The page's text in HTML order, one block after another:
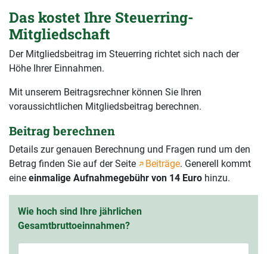
Das kostet Ihre Steuerring-
Mitgliedschaft
Der Mitgliedsbeitrag im Steuerring richtet sich nach der
Höhe Ihrer Einnahmen.
Mit unserem Beitragsrechner können Sie Ihren
voraussichtlichen Mitgliedsbeitrag berechnen.
Beitrag berechnen
Details zur genauen Berechnung und Fragen rund um den
Betrag finden Sie auf der Seite
Beiträge. Generell kommt
eine einmalige Aufnahmegebühr von 14 Euro hinzu.
Wie hoch sind Ihre jährlichen
Gesamtbruttoeinnahmen?